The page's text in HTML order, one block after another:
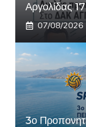
Αργολίδας
07/08/2026
3ο